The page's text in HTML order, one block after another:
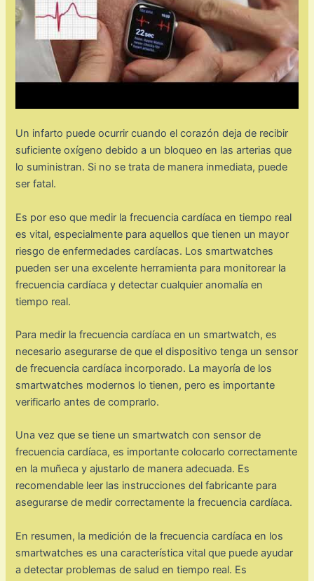
Un infarto puede ocurrir cuando el corazón deja de recibir
suficiente oxígeno debido a un bloqueo en las arterias que
lo suministran. Si no se trata de manera inmediata, puede
ser fatal.
Es por eso que medir la frecuencia cardíaca en tiempo real
es vital, especialmente para aquellos que tienen un mayor
riesgo de enfermedades cardíacas. Los smartwatches
pueden ser una excelente herramienta para monitorear la
frecuencia cardíaca y detectar cualquier anomalía en
tiempo real.
Para medir la frecuencia cardíaca en un smartwatch, es
necesario asegurarse de que el dispositivo tenga un sensor
de frecuencia cardíaca incorporado. La mayoría de los
smartwatches modernos lo tienen, pero es importante
verificarlo antes de comprarlo.
Una vez que se tiene un smartwatch con sensor de
frecuencia cardíaca, es importante colocarlo correctamente
en la muñeca y ajustarlo de manera adecuada. Es
recomendable leer las instrucciones del fabricante para
asegurarse de medir correctamente la frecuencia cardíaca.
En resumen, la medición de la frecuencia cardíaca en los
smartwatches es una característica vital que puede ayudar
a detectar problemas de salud en tiempo real. Es